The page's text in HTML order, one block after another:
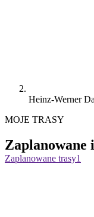
Heinz-Werner
MOJE TRASY
Zaplanowane
Zaplanowane trasy1